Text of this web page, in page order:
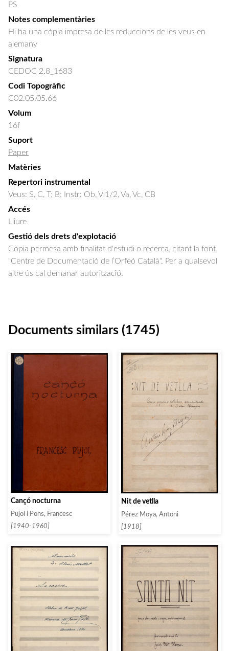
PS
Notes complementàries
Hi ha una còpia impresa de les reduccions de les veus en
alemany
Signatura
CEDOC 2.8_1683
Codi Topogràfic
C02.05.05.66
Volum
16f
Suport
Paper
Matèries
Repertori instrumental
Veus: S, C, T; B; Instr: Ob, Vl1/2, Va, Vc, CB
Accés
Lliure
Gestió dels drets d'explotació
Còpia permesa amb finalitat d'estudi o recerca, citant la font
"Centre de Documentació de l’Orfeó Català". Per a qualsevol
altre ús cal demanar autorització.
Documents similars (1745)
Cançó nocturna
Pujol i Pons, Francesc
[1940-1960]
Nit de vetlla
Pérez Moya, Antoni
[1918]